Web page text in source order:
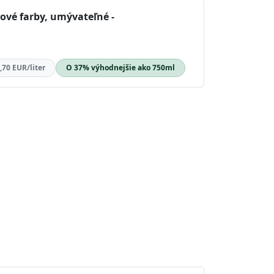
farby, umývateľné -
EUR/liter O 37% výhodnejšie ako 750ml